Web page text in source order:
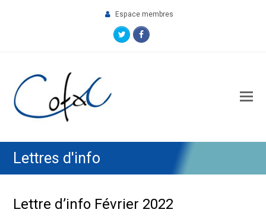
Espace membres
TwitterFacebook
Lettres d'info
Lettre d’info Février 2022